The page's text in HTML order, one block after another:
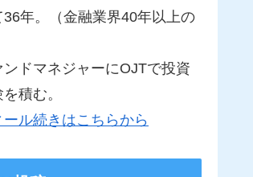
年。（金融業界40年以上の
ドマネジャーにOJTで投資
積む。
ール続きはこちらから